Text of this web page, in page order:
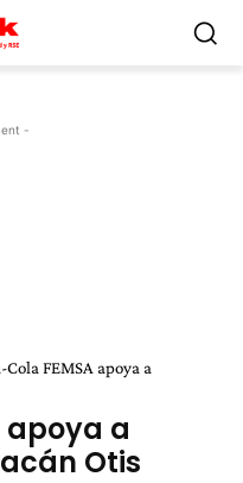
-
Cola FEMSA apoya a
apoya a
Otis